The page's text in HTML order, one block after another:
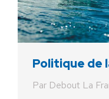
Politique de
Par Debout La